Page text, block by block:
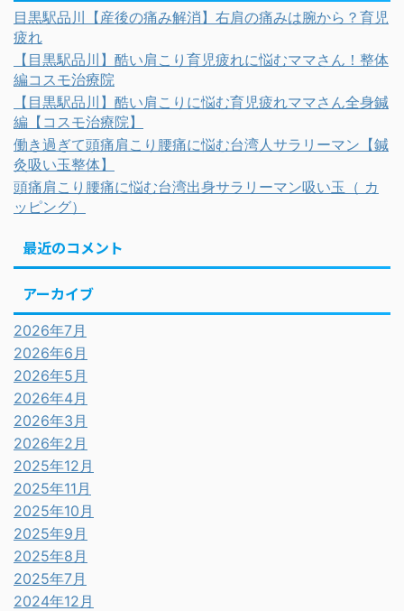
目黒駅品川【産後の痛み解消】右肩の痛みは腕から？育児
疲れ
【目黒駅品川】酷い肩こり育児疲れに悩むママさん！整体
編コスモ治療院
【目黒駅品川】酷い肩こりに悩む育児疲れママさん全身鍼
編【コスモ治療院】
働き過ぎて頭痛肩こり腰痛に悩む台湾人サラリーマン【鍼
灸吸い玉整体】
頭痛肩こり腰痛に悩む台湾出身サラリーマン吸い玉（ カ
ッピング）
最近のコメント
アーカイブ
2026年7月
2026年6月
2026年5月
2026年4月
2026年3月
2026年2月
2025年12月
2025年11月
2025年10月
2025年9月
2025年8月
2025年7月
2024年12月